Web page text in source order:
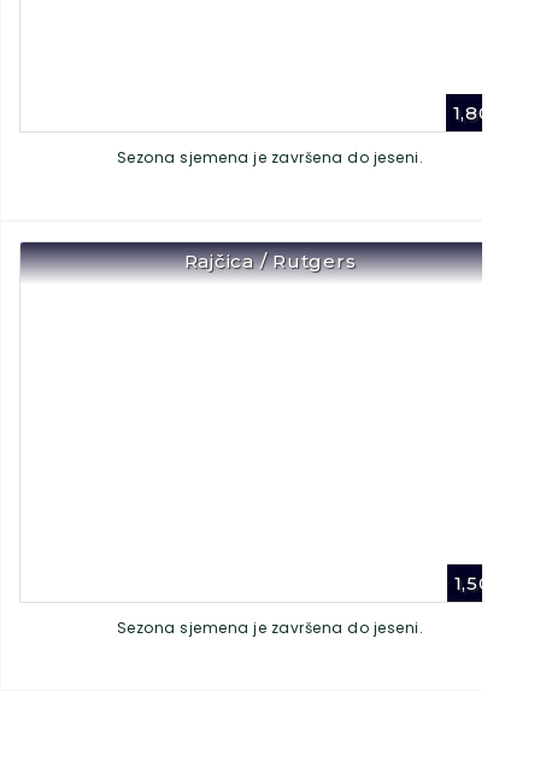
1,80
Sezona sjemena je završena do jeseni.
Rajčica / Rutgers
1,50
Sezona sjemena je završena do jeseni.